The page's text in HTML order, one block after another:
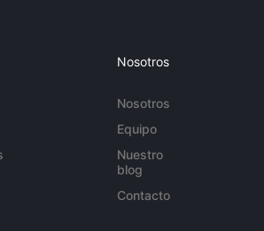
Nosotros
Nosotros
Equipo
Nuestro
blog
Contacto